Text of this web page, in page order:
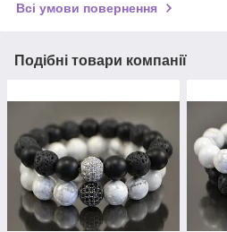
Всі умови повернення
Подібні товари компанії